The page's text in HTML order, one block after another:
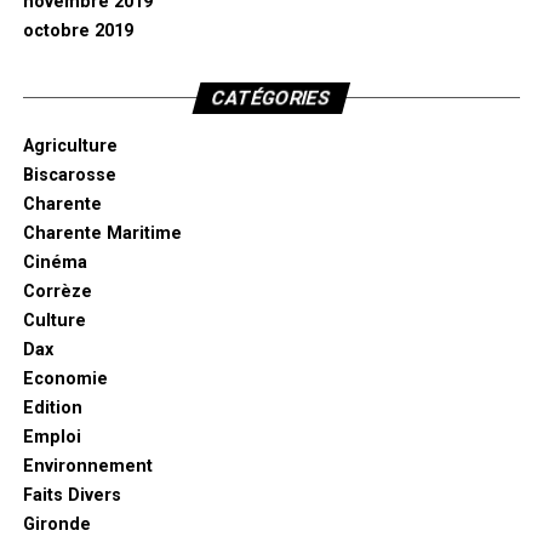
octobre 2019
CATÉGORIES
Agriculture
Biscarosse
Charente
Charente Maritime
Cinéma
Corrèze
Culture
Dax
Economie
Edition
Emploi
Environnement
Faits Divers
Gironde